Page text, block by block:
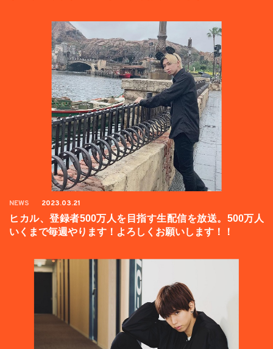
NEWS 2023.03.21
ヒカル、登録者500万人を目指す生配信を放送。500万人
いくまで毎週やります！よろしくお願いします！！